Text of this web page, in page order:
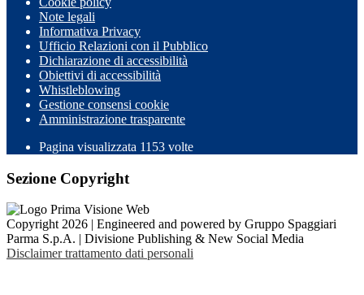
Note legali
Informativa Privacy
Ufficio Relazioni con il Pubblico
Dichiarazione di accessibilità
Obiettivi di accessibilità
Whistleblowing
Gestione consensi cookie
Amministrazione trasparente
Pagina visualizzata 1153 volte
Sezione Copyright
Copyright 2026 | Engineered and powered by Gruppo Spaggiari
Parma S.p.A. | Divisione Publishing & New Social Media
Disclaimer trattamento dati personali